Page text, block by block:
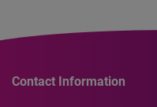
Contact Information